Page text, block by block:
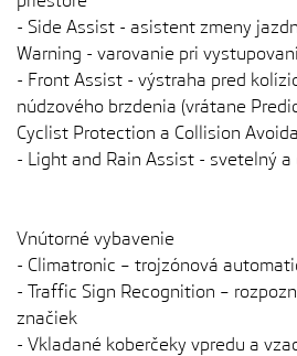
- Side Assist - asistent zmeny
Warning - varovanie pri
- Front Assist - výstraha pred
núdzového brzdenia (vrátane
Cyclist Protection a Collision
- Light and Rain Assist - svetelný a
Vnútorné vybavenie
- Climatronic – trojzónová
- Traffic Sign Recognition –
značiek
- Vkladané koberčeky vpredu a